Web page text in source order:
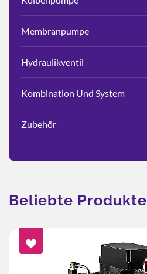
Membranpumpe
Hydraulikventil
Kombination Und System
Zubehör
Beliebte Produkte